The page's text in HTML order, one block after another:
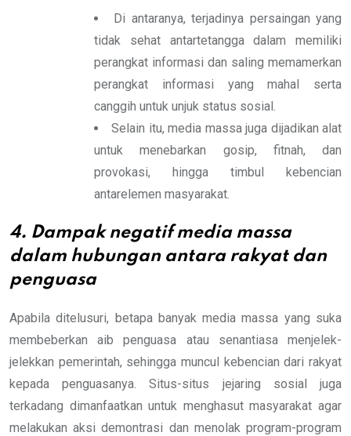
Di antaranya, terjadinya persaingan yang
tidak sehat antartetangga dalam memiliki
perangkat informasi dan saling memamerkan
perangkat informasi yang mahal serta
canggih untuk unjuk status sosial.
Selain itu, media massa juga dijadikan alat
untuk menebarkan gosip, fitnah, dan
provokasi, hingga timbul kebencian
antarelemen masyarakat.
4. Dampak negatif media massa
dalam hubungan antara rakyat dan
penguasa
Apabila ditelusuri, betapa banyak media massa yang suka
membeberkan aib penguasa atau senantiasa menjelek-
jelekkan pemerintah, sehingga muncul kebencian dari rakyat
kepada penguasanya. Situs-situs jejaring sosial juga
terkadang dimanfaatkan untuk menghasut masyarakat agar
melakukan aksi demontrasi dan menolak program-program